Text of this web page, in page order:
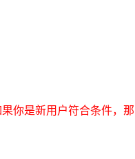
果你是新用户符合条件，